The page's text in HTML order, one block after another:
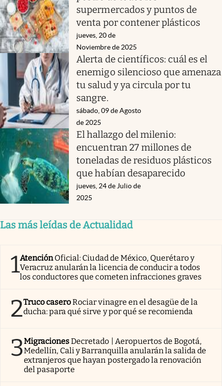
supermercados y puntos de
venta por contener plásticos
jueves, 20 de
Noviembre de 2025
Alerta de científicos: cuál es el
enemigo silencioso que amenaza
tu salud y ya circula por tu
sangre.
sábado, 09 de Agosto
de 2025
El hallazgo del milenio:
encuentran 27 millones de
toneladas de residuos plásticos
que habían desaparecido
jueves, 24 de Julio de
2025
Las más leídas de Actualidad
1AtenciónOficial: Ciudad de México, Querétaro y
Veracruz anularán la licencia de conducir a todos
los conductores que cometen infracciones graves
2Truco caseroRociar vinagre en el desagüe de la
ducha: para qué sirve y por qué se recomienda
3MigracionesDecretado | Aeropuertos de Bogotá,
Medellín, Cali y Barranquilla anularán la salida de
extranjeros que hayan postergado la renovación
del pasaporte